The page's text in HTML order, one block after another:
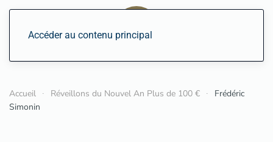
Accéder au contenu principal
Accueil Réveillons du Nouvel An Plus de 100 €
Frédéric
Simonin